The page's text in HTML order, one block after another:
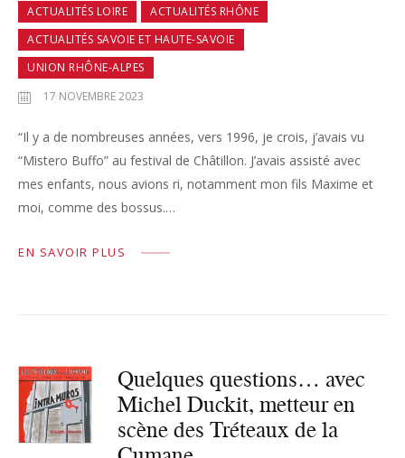
ACTUALITÉS LOIRE
ACTUALITÉS RHÔNE
ACTUALITÉS SAVOIE ET HAUTE-SAVOIE
UNION RHÔNE-ALPES
17 NOVEMBRE 2023
“Il y a de nombreuses années, vers 1996, je crois, j’avais vu
“Mistero Buffo” au festival de Châtillon. J’avais assisté avec
mes enfants, nous avions ri, notamment mon fils Maxime et
moi, comme des bossus.…
EN SAVOIR PLUS
Quelques questions… avec
Michel Duckit, metteur en
scène des Tréteaux de la